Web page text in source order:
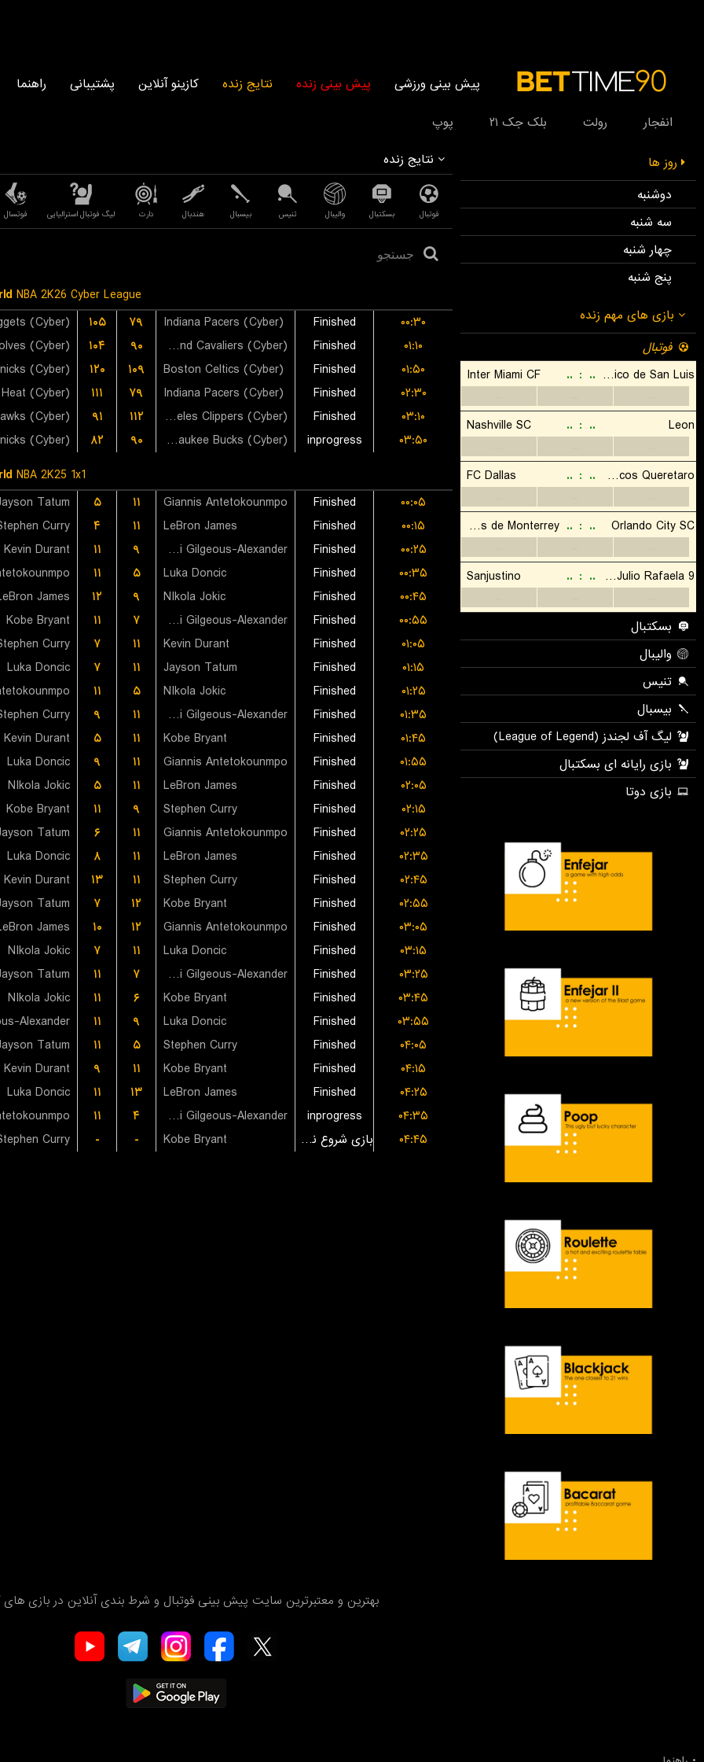
پیش بینی ورزشی پیش بینی زنده نتایج زنده کازینو آنلاین پشتیبانی راهنما
انفجار رولت بلک جک ۲۱ پوپ
روز ها
دوشنبه
سه شنبه
چهار شنبه
پنج شنبه
نتایج زنده
فوتبال بسکتبال والیبال تنیس بیسبال هندبال دارت لیگ فوتبال استرالیایی فوتسال
NBA 2K26 Cyber League
۱۰۵ ۷۹ Indiana Pacers (Cyber) Finished
۰۰:۳۰
۱۰۴ ۹۰ Cleveland Cavaliers (Cyber) Finished
۰۱:۱۰
۱۲۰ ۱۰۹ Boston Celtics (Cyber) Finished
۰۱:۵۰
(Cyber)
۱۱۱ ۷۹ Indiana Pacers (Cyber) Finished
۰۲:۳۰
(Cyber)
۹۱ ۱۱۲ Los Angeles Clippers (Cyber) Finished
۰۳:۱۰
۸۲ ۹۰ Milwaukee Bucks (Cyber) inprogress
۰۳:۵۰
NBA 2K25 1x1
Tatum
۵ ۱۱ Giannis Antetokounmpo Finished
۰۰:۰۵
Curry
۴ ۱۱ LeBron James Finished
۰۰:۱۵
Kevin Durant
۱۱ ۹ Shai Gilgeous-Alexander Finished
۰۰:۲۵
۱۱ ۵ Luka Doncic Finished
۰۰:۳۵
James
۱۲ ۹ NIkola Jokic Finished
۰۰:۴۵
Kobe Bryant
۱۱ ۷ Shai Gilgeous-Alexander Finished
۰۰:۵۵
Curry
۷ ۱۱ Kevin Durant Finished
۰۱:۰۵
Luka Doncic
۷ ۱۱ Jayson Tatum Finished
۰۱:۱۵
۱۱ ۵ NIkola Jokic Finished
۰۱:۲۵
Curry
۹ ۱۱ Shai Gilgeous-Alexander Finished
۰۱:۳۵
Kevin Durant
۵ ۱۱ Kobe Bryant Finished
۰۱:۴۵
Luka Doncic
۹ ۱۱ Giannis Antetokounmpo Finished
۰۱:۵۵
NIkola Jokic
۵ ۱۱ LeBron James Finished
۰۲:۰۵
Kobe Bryant
۱۱ ۹ Stephen Curry Finished
۰۲:۱۵
Tatum
۶ ۱۱ Giannis Antetokounmpo Finished
۰۲:۲۵
Luka Doncic
۸ ۱۱ LeBron James Finished
۰۲:۳۵
Kevin Durant
۱۳ ۱۱ Stephen Curry Finished
۰۲:۴۵
Tatum
۷ ۱۲ Kobe Bryant Finished
۰۲:۵۵
James
۱۰ ۱۲ Giannis Antetokounmpo Finished
۰۳:۰۵
NIkola Jokic
۷ ۱۱ Luka Doncic Finished
۰۳:۱۵
Tatum
۱۱ ۷ Shai Gilgeous-Alexander Finished
۰۳:۲۵
NIkola Jokic
۱۱ ۶ Kobe Bryant Finished
۰۳:۴۵
۱۱ ۹ Luka Doncic Finished
۰۳:۵۵
Tatum
۱۱ ۵ Stephen Curry Finished
۰۴:۰۵
Kevin Durant
۹ ۱۱ Kobe Bryant Finished
۰۴:۱۵
Luka Doncic
۱۱ ۱۳ LeBron James Finished
۰۴:۲۵
۱۱ ۴ Shai Gilgeous-Alexander inprogress
۰۴:۳۵
Curry
- - Kobe Bryant بازی شروع نشده است ۰۴:۴۵
بهترین و معتبرترین سایت پیش بینی فوتبال و شرط بندی آنلاین در بازی های